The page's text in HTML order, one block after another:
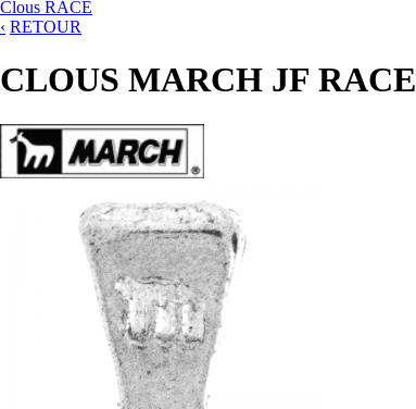
Clous RACE
‹ RETOUR
CLOUS MARCH JF RACE